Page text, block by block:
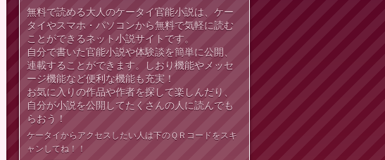
無料で読める大人のケータイ官能小説は、ケー
タイやスマホ・パソコンから無料で気軽に読む
ことができるネット小説サイトです。
自分で書いた官能小説や体験談を簡単に公開、
連載することができます。しおり機能やメッセ
ージ機能など便利な機能も充実！
お気に入りの作品や作者を探して楽しんだり、
自分が小説を公開してたくさんの人に読んでも
らおう！
ケータイからアクセスしたい人は下のＱＲコードをスキ
ャンしてね！！